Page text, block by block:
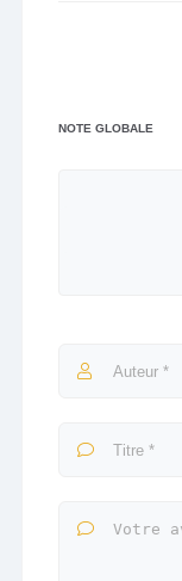
NOTE GLOBALE